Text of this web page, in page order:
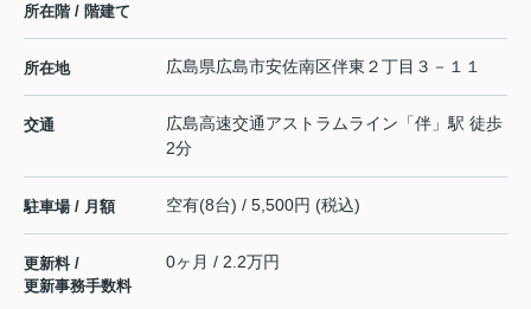
所在階 / 階建て
所在地 広島県広島市安佐南区伴東 ２丁目３－１１
交通 広島高速交通アストラムライン 「伴 」駅 徒歩
2分
駐車場 / 月額 空有(8台) / 5,500円 (税込)
更新料 /
更新事務手数料
0ヶ月 / 2.2万円